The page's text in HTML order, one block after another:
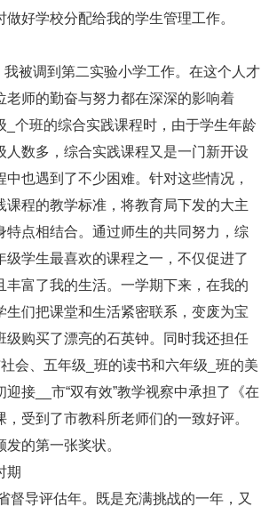
好学校分配给我的学生管理工作。
我被调到第二实验小学工作。在这个人才
老师的勤奋与努力都在深深的影响着
_个班的综合实践课程时，由于学生年龄
人数多，综合实践课程又是一门新开设
中也遇到了不少困难。针对这些情况，
课程的教学标准，将教育局下发的大主
特点相结合。通过师生的共同努力，综
级学生最喜欢的课程之一，不仅促进了
丰富了我的生活。一学期下来，在我的
生们把课堂和生活紧密联系，变废为宝
级购买了漂亮的石英钟。同时我还担任
会、五年级_班的读书和六年级_班的美
接__市“双有效”教学视察中承担了《在
受到了市教科所老师们的一致好评。
的第一张奖状。
期
督导评估年。既是充满挑战的一年，又